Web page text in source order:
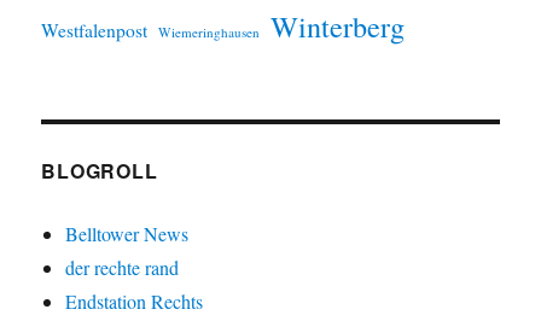
Westfalenpost Wiemeringhausen Winterberg
BLOGROLL
Belltower News
der rechte rand
Endstation Rechts